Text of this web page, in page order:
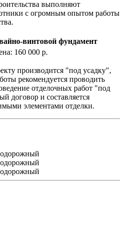
выполняют
с огромным опытом работы
винтовой фундамент
160 000 р.
производится "под усадку",
рекомендуется проводить
отделочных работ "под
договор и составляется
элементами отделки.